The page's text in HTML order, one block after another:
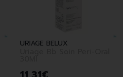
URIAGE BELUX